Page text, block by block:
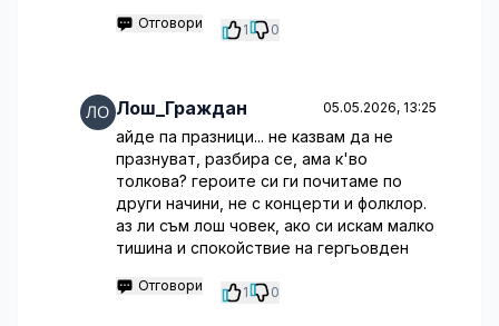
Отговори 1 0
Лош_Граждан 05.05.2026, 13:25
айде па празници... не казвам да не
празнуват, разбира се, ама к'во
толкова? героите си ги почитаме по
други начини, не с концерти и фолклор.
аз ли съм лош човек, ако си искам малко
тишина и спокойствие на гергьовден
Отговори 1 0